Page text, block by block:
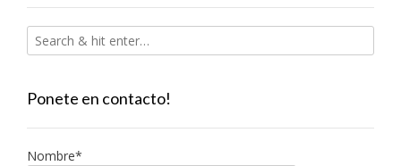
Ponete en contacto!
Nombre*